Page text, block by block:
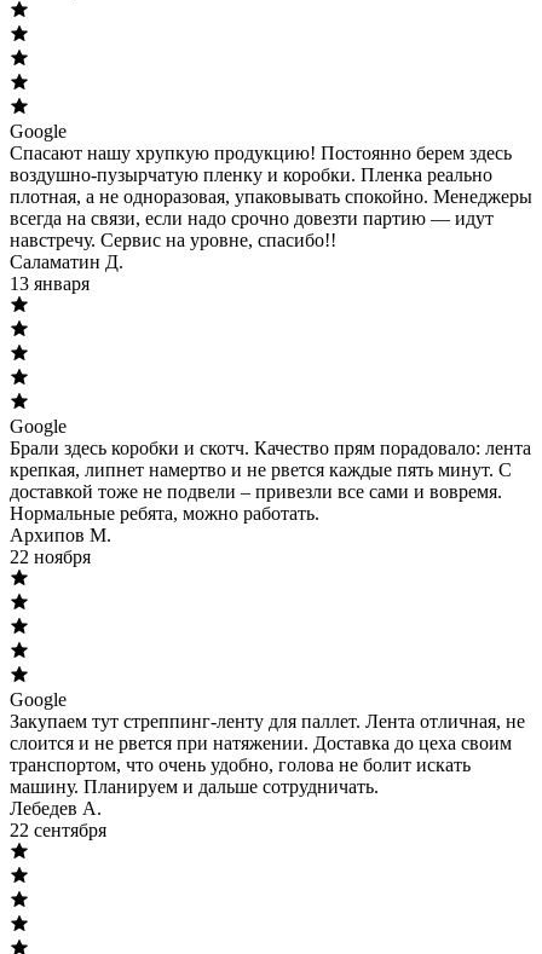
Google
Спасают нашу хрупкую продукцию! Постоянно берем здесь
воздушно-пузырчатую пленку и коробки. Пленка реально
плотная, а не одноразовая, упаковывать спокойно. Менеджеры
всегда на связи, если надо срочно довезти партию — идут
навстречу. Сервис на уровне, спасибо!!
Саламатин Д.
13 января
Google
Брали здесь коробки и скотч. Качество прям порадовало: лента
крепкая, липнет намертво и не рвется каждые пять минут. С
доставкой тоже не подвели – привезли все сами и вовремя.
Нормальные ребята, можно работать.
Архипов М.
22 ноября
Google
Закупаем тут стреппинг-ленту для паллет. Лента отличная, не
слоится и не рвется при натяжении. Доставка до цеха своим
транспортом, что очень удобно, голова не болит искать
машину. Планируем и дальше сотрудничать.
Лебедев А.
22 сентября